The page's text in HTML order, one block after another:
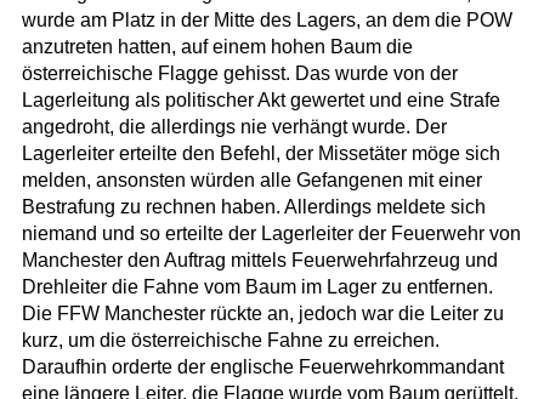
wurde am Platz in der Mitte des Lagers, an dem die POW
anzutreten hatten, auf einem hohen Baum die
österreichische Flagge gehisst. Das wurde von der
Lagerleitung als politischer Akt gewertet und eine Strafe
angedroht, die allerdings nie verhängt wurde. Der
Lagerleiter erteilte den Befehl, der Missetäter möge sich
melden, ansonsten würden alle Gefangenen mit einer
Bestrafung zu rechnen haben. Allerdings meldete sich
niemand und so erteilte der Lagerleiter der Feuerwehr von
Manchester den Auftrag mittels Feuerwehrfahrzeug und
Drehleiter die Fahne vom Baum im Lager zu entfernen.
Die FFW Manchester rückte an, jedoch war die Leiter zu
kurz, um die österreichische Fahne zu erreichen.
Daraufhin orderte der englische Feuerwehrkommandant
eine längere Leiter, die Flagge wurde vom Baum gerüttelt,